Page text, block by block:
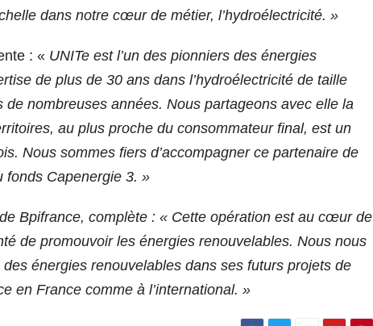
dans notre cœur de métier, l’hydroélectricité. »
: « UNITe est l’un des pionniers des énergies
de plus de 30 ans dans l’hydroélectricité de taille
nombreuses années. Nous partageons avec elle la
au plus proche du consommateur final, est un
Nous sommes fiers d’accompagner ce partenaire de
fonds Capenergie 3. »
Bpifrance, complète : « Cette opération est au cœur de
de promouvoir les énergies renouvelables. Nous nous
énergies renouvelables dans ses futurs projets de
en France comme à l’international. »